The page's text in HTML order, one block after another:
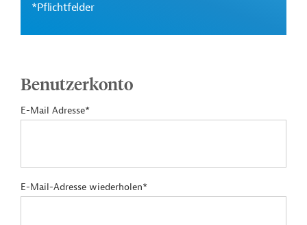
*Pflichtfelder
Benutzerkonto
E-Mail Adresse*
E-Mail-Adresse wiederholen*